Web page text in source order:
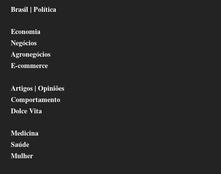
Brasil | Política
Economia
Negócios
Agronegócios
E-commerce
Artigos | Opiniões
Comportamento
Dolce Vita
Medicina
Saúde
Mulher